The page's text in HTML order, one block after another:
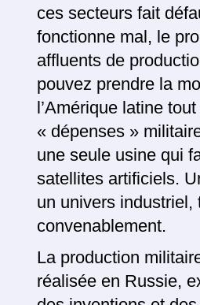
ces secteurs fait
fonctionne mal, le
affluents de
pouvez prendre la
l’Amérique latine
« dépenses »
une seule usine qui
satellites artificiels.
un univers
convenablement.
La production
réalisée en Russie,